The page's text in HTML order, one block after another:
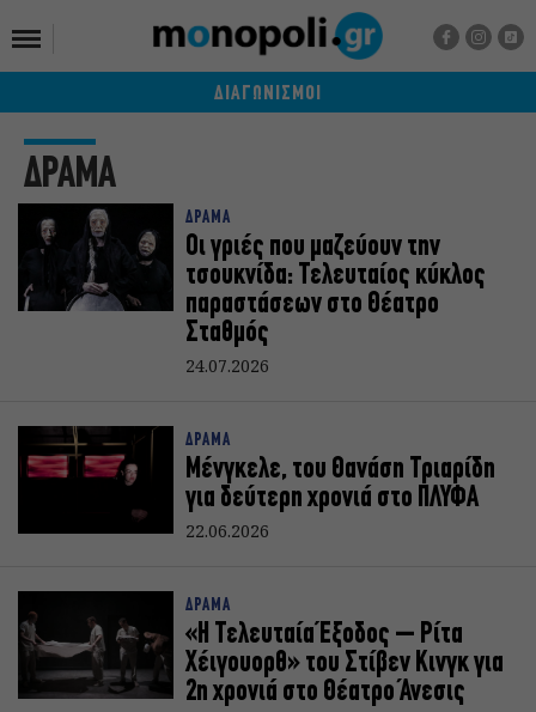
ΔΙΑΓΩΝΙΣΜΟΙ
ΔΡΑΜΑ
ΔΡΑΜΑ
Οι γριές που μαζεύουν την
τσουκνίδα: Τελευταίος κύκλος
παραστάσεων στο Θέατρο
Σταθμός
24.07.2026
ΔΡΑΜΑ
Μένγκελε, του Θανάση Τριαρίδη
για δεύτερη χρονιά στο ΠΛΥΦΑ
22.06.2026
ΔΡΑΜΑ
«Η Τελευταία Έξοδος – Ρίτα
Χέιγουορθ» του Στίβεν Κινγκ για
2η χρονιά στο Θέατρο Άνεσις